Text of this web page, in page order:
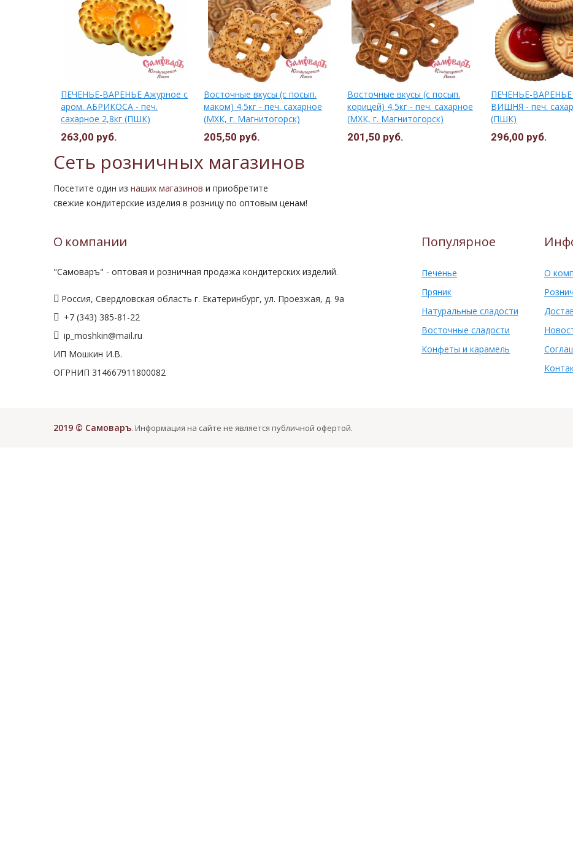
ПЕЧЕНЬЕ-ВАРЕНЬЕ Ажурное с
аром. АБРИКОСА - печ.
сахарное 2,8кг (ПШК)
263,00 руб.
Восточные вкусы (с посып.
маком) 4,5кг - печ. сахарное
(МХК, г. Магнитогорск)
205,50 руб.
Восточные вкусы (с посып.
корицей) 4,5кг - печ. сахарное
(МХК, г. Магнитогорск)
201,50 руб.
ПЕЧЕНЬЕ-ВАРЕНЬЕ
ВИШНЯ - печ.
(ПШК)
296,00 руб.
Сеть розничных магазинов
Посетите один из наших магазинов и приобретите
свежие кондитерские изделия в розницу по оптовым ценам!
О компании
"Самоваръ" - оптовая и розничная продажа кондитерских изделий.
Россия, Свердловская область г. Екатеринбург, ул. Проезжая, д. 9а
+7 (343) 385-81-22
ip_moshkin@mail.ru
ИП Мошкин И.В.
ОГРНИП 314667911800082
Популярное
Печенье
Пряник
Натуральные сладости
Восточные сладости
Конфеты и карамель
О
2019 © Самоваръ. Информация на сайте не является публичной офертой.